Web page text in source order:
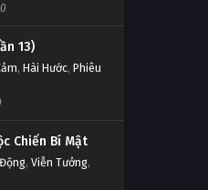
13)
, Hài Hước, Phiêu
Chiến Bí Mật
, Viễn Tưởng,